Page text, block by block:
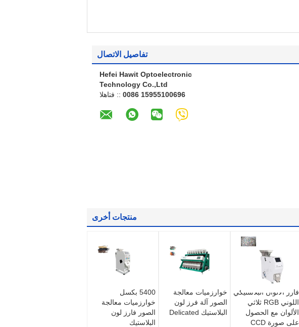
تفاصيل الاتصال
Hefei Hawit Optoelectronic
Technology Co.,Ltd
الهاتف :: 0086 15955100696
منتجات أخرى
5400 بكسل
خوارزميات معالجة
الصور فارز لون
البلاستيك
خوارزميات معالجة
الصور آلة فرز لون
البلاستيك Delicated
فارز الألوان البلاستيكي
اللوني RGB ثلاثي
الألوان مع الحصول
على صورة CCD